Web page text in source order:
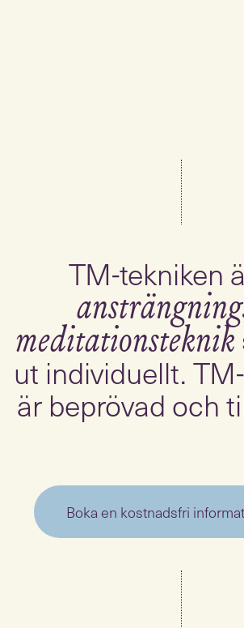
TM-tekniken
meditationsteknik
ut individuellt.
är beprövad och
Boka en kostnadsfri